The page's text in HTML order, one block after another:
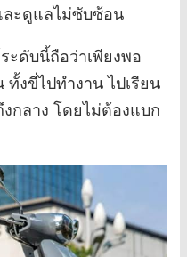
ละดูแลไม่ซับซ้อน
ะดับนี้ถือว่าเพียงพอ
ทั้งขี่ไปทำงาน ไปเรียน
กลาง โดยไม่ต้องแบก